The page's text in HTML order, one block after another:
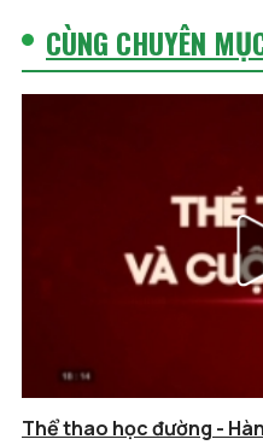
CÙNG CHUYÊN
Thể thao học đường -